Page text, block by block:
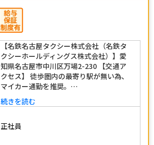
【名鉄名古屋タクシー株式会社（名鉄タ
クシーホールディングス株式会社）】愛
知県名古屋市中川区万場2-230 【交通ア
クセス】 徒歩圏内の最寄り駅が無い為、
マイカー通勤を推奨。…
続きを読む
正社員